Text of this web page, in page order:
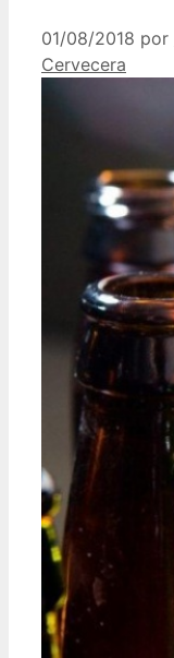
01/08/2018 por
Cervecera